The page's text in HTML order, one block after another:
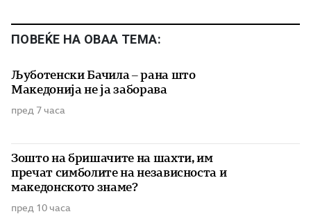
ПОВЕЌЕ НА ОВАА ТЕМА:
Љуботенски Бачила – рана што
Македонија не ја заборава
пред 7 часа
Зошто на бришачите на шахти, им
пречат симболите на независноста и
македонското знаме?
пред 10 часа